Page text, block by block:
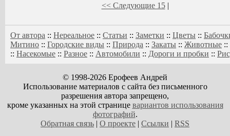
<< Следующие 15|
От автора :: Нереальное :: Статьи :: Заметки :: Цветы ::
Митино :: Городские виды :: Природа :: Закаты :: Животные ::
:: Насекомые :: Разное :: Автомобили :: Дороги и пробки ::
© 1998-2026 Ерофеев Андрей
Использование материалов с сайта без письменного
разрешения автора запрещено,
кроме указанных на этой странице вариантов использования
фотографий.
Обратная связь | О проекте | Ссылки | RSS